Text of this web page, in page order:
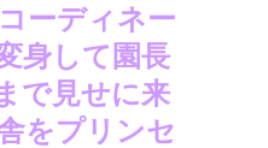
ーディネー
身して園長
で見せに来
をプリンセ